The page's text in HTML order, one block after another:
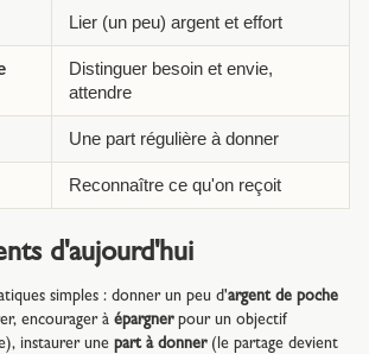
Lier (un peu) argent et effort
Distinguer besoin et envie,
attendre
Une part régulière à donner
Reconnaître ce qu'on reçoit
d'aujourd'hui
simples : donner un peu d'argent de poche
encourager à épargnerpour un objectif
instaurer une part à donner(le partage devient